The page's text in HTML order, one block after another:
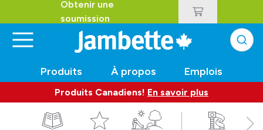
Obtenir une
soumission
Produits À propos Emplois
Produits Canadiens! En savoir plus